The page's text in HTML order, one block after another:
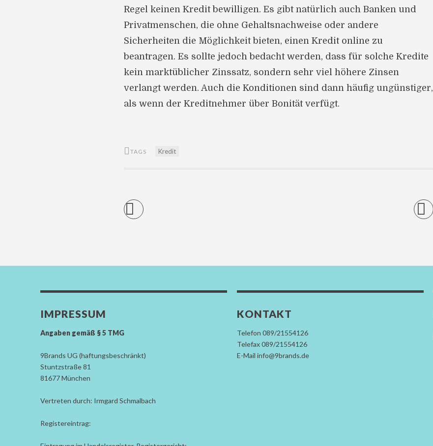
Regel keinen Kredit bewilligen. Es gibt natürlich auch Banken und
Privatmenschen, die ohne Gehaltsnachweise oder andere
Sicherheiten die Möglichkeit bieten, einen Kredit online zu
beantragen. Es sollte jedoch bedacht werden, dass für solche Kredite
kein marktüblicher Zinssatz, sondern sehr viel höhere Zinsen
verlangt werden. Auch die Konditionen sind dann häufig ungünstiger,
als wenn der Kreditnehmer über Bonität verfügt.
TAGS Kredit
IMPRESSUM
Angaben gemäß § 5 TMG
9Brands UG (haftungsbeschränkt)
Stuntzstraße 81
81677 München
Vertreten durch: Irmgard Schmalbach
Registereintrag:
KONTAKT
Telefon 089/21554126
Telefax 089/21554126
E-Mail info@9brands.de